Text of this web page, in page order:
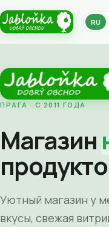
RU
ПРАГА · С 2011 ГОДА
Магазин
Уютный магазин у
вкусы, свежая